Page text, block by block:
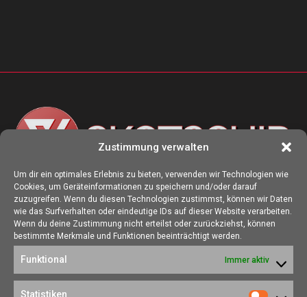
Zustimmung verwalten
Um dir ein optimales Erlebnis zu bieten, verwenden wir Technologien wie
Cookies, um Geräteinformationen zu speichern und/oder darauf
zuzugreifen. Wenn du diesen Technologien zustimmst, können wir Daten
wie das Surfverhalten oder eindeutige IDs auf dieser Website verarbeiten.
Wenn du deine Zustimmung nicht erteilst oder zurückziehst, können
bestimmte Merkmale und Funktionen beeinträchtigt werden.
Funktional Immer aktiv
Statistiken
ÜBER UNS
Die Seite skotschir.de wurde im August 2017 zur gamescom
gegründet. Unser Ziel ist es, eine Heimat für alle Spieler:innen zu